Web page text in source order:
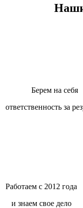
Берем на себя
ответственность за
Работаем с 2012 года
и знаем свое дело